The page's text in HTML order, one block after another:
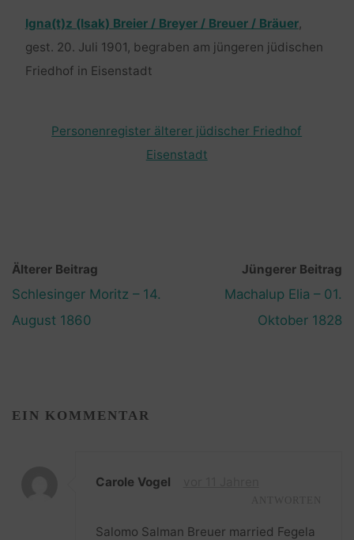
Igna(t)z (Isak) Breier / Breyer / Breuer / Bräuer,
gest. 20. Juli 1901, begraben am jüngeren jüdischen
Friedhof in Eisenstadt
Personenregister älterer jüdischer Friedhof
Eisenstadt
Älterer Beitrag
Schlesinger Moritz – 14.
August 1860
Jüngerer Beitrag
Machalup Elia – 01.
Oktober 1828
EIN KOMMENTAR
Carole Vogel
Salomo Salman Breuer married Fegela